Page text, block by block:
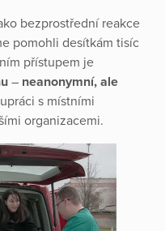
bezprostřední reakce
pomohli desítkám tisíc
přístupem je
– neanonymní, ale
s místními
organizacemi.